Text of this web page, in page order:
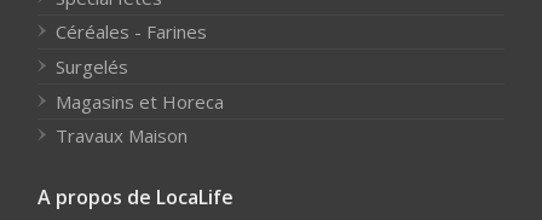
Céréales - Farines
Surgelés
Magasins et Horeca
Travaux Maison
A propos de LocaLife